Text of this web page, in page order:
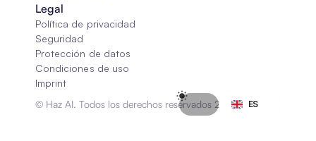
Legal
Política de privacidad
Seguridad
Protección de datos
Condiciones de uso
Imprint
© Haz AI. Todos los derechos reservados 2026
ES